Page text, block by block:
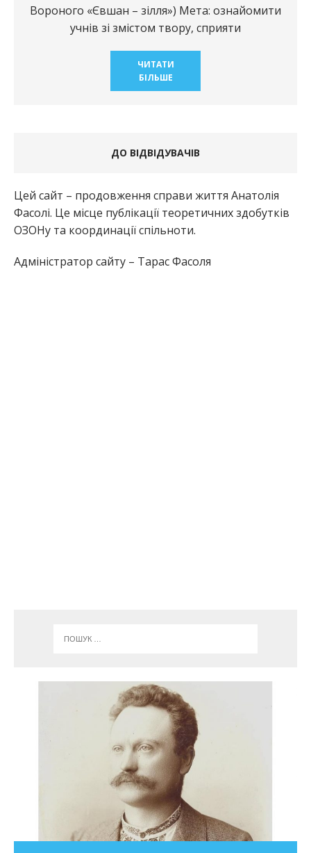
Вороного «Євшан – зілля») Мета: ознайомити
учнів зі змістом твору, сприяти
ЧИТАТИ
БІЛЬШЕ
ДО ВІДВІДУВАЧІВ
Цей сайт – продовження справи життя Анатолія
Фасолі. Це місце публікації теоретичних здобутків
ОЗОНу та координації спільноти.
Адміністратор сайту – Тарас Фасоля